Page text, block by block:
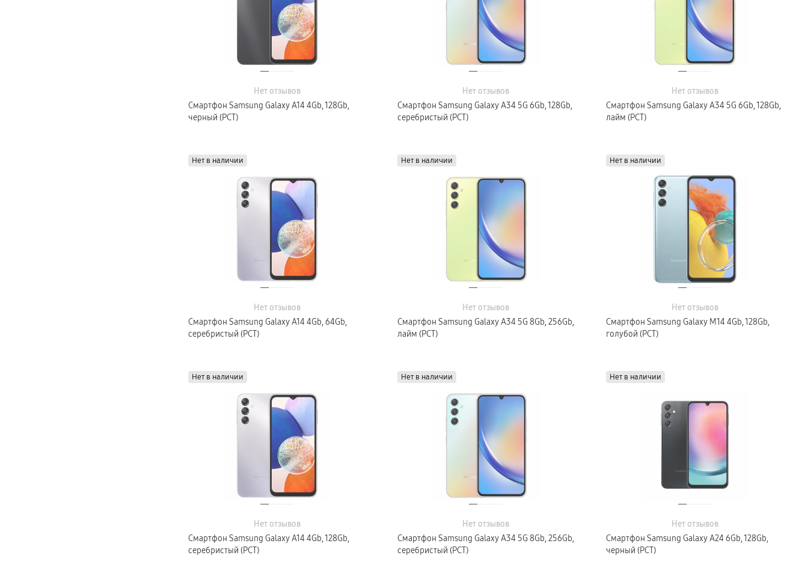
Нет отзывов
Смартфон Samsung Galaxy A14 4Gb, 128Gb,
черный (РСТ)
Нет отзывов
Смартфон Samsung Galaxy A34 5G 6Gb, 128Gb,
серебристый (РСТ)
Нет отзывов
Смартфон Samsung Galaxy A34 5G 6Gb, 128Gb,
лайм (РСТ)
Нет в наличии
Нет отзывов
Смартфон Samsung Galaxy A14 4Gb, 64Gb,
серебристый (РСТ)
Нет в наличии
Нет отзывов
Смартфон Samsung Galaxy A34 5G 8Gb, 256Gb,
лайм (РСТ)
Нет в наличии
Нет отзывов
Смартфон Samsung Galaxy M14 4Gb, 128Gb,
голубой (РСТ)
Нет в наличии
Нет отзывов
Смартфон Samsung Galaxy A14 4Gb, 128Gb,
серебристый (РСТ)
Нет в наличии
Нет отзывов
Смартфон Samsung Galaxy A34 5G 8Gb, 256Gb,
серебристый (РСТ)
Нет в наличии
Нет отзывов
Смартфон Samsung Galaxy A24 6Gb, 128Gb,
черный (РСТ)